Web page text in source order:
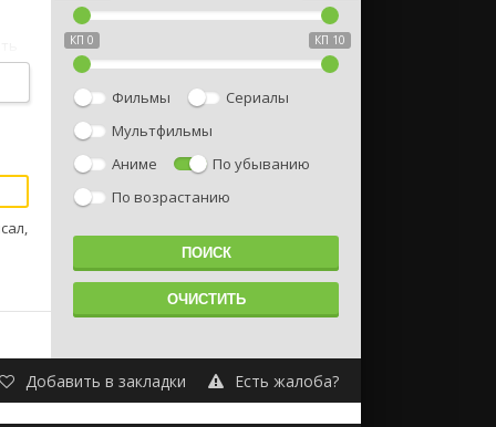
КП 0 КП 10
Фильмы
Сериалы
Мультфильмы
Аниме
По убыванию
По возрастанию
Добавить в закладки Есть жалоба?